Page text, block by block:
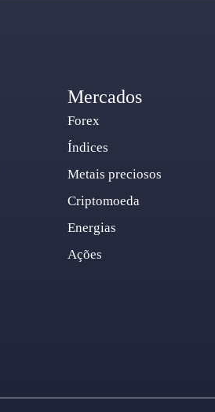
Mercados
Forex
Índices
Metais preciosos
Criptomoeda
Energias
Ações